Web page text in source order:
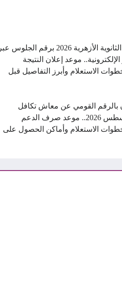
رابط نتيجة الثانوية الأزهرية 2026 برقم الجلوس عبر
الإلكترونية.. موعد إعلان النتيجة
الاستعلام وأبرز التفاصيل قبل
بالرقم القومي عن معاش تكافل
وكرامة أغسطس 2026.. موعد صرف الدعم
الاستعلام وأماكن الحصول على